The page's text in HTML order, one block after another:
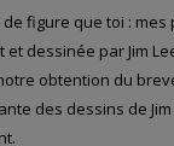
figure que toi :
dessinée par Jim
obtention du
des dessins de